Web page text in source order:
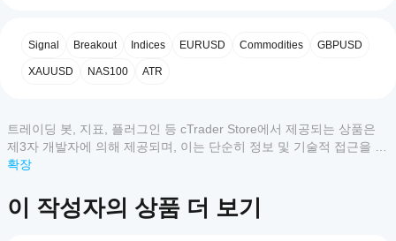
✅ 포괄적인 50페이지 이상의 문서
✅ H1, H4, 일간 타임프레임 지원
✅ 전체 소스 코드 - 난독화 없음
✅ 24/7 거래를 위한 VPS 호환
3
0 %
2
0 %
고객 리뷰
모두 5 4 3
하나
요?
설치
의
클라
우드
또는
인스
턴스
앱이
cBot을
지원하
나요?
모든
cTrader
cBot
성능
Signal Breakout Indices EURUSD Commodities GBPUSD
XAUUSD NAS100 ATR
트레이딩 봇, 지표, 플러그인 등 cTrader Store에서 제공되는 상품은
제3자 개발자에 의해 제공되며, 이는 단순히 정보 및 기술적 접근을 목
적으로 제공된 것입니다. cTrader Store는 중개인이 아니며, 투자 조
니다.
확장
이 작성자의 상품 더 보기